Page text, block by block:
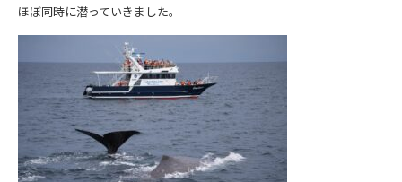
ほぼ同時に潜っていきました。